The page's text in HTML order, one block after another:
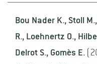
Bou Nader K., Stoll
R., Loehnertz O.,
Delrot S., Gomès E.